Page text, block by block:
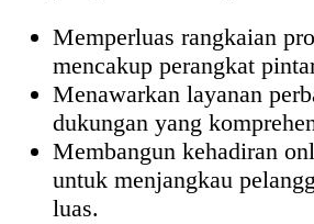
Memperluas rangkaian
mencakup perangkat
Menawarkan layanan
dukungan yang
Membangun kehadiran
untuk menjangkau
luas.